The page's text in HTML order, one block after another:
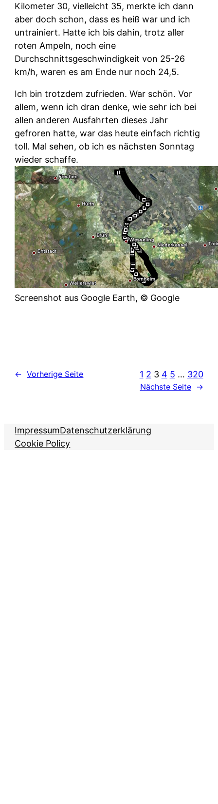
Kilometer 30, vielleicht 35, merkte ich dann
aber doch schon, dass es heiß war und ich
untrainiert. Hatte ich bis dahin, trotz aller
roten Ampeln, noch eine
Durchschnittsgeschwindigkeit von 25-26
km/h, waren es am Ende nur noch 24,5.
Ich bin trotzdem zufrieden. War schön. Vor
allem, wenn ich dran denke, wie sehr ich bei
allen anderen Ausfahrten dieses Jahr
gefroren hatte, war das heute einfach richtig
toll. Mal sehen, ob ich es nächsten Sonntag
wieder schaffe.
Screenshot aus Google Earth, © Google
← Vorherige Seite 1 2 3 4 5 … 320
Nächste Seite →
ImpressumDatenschutzerklärung
Cookie Policy